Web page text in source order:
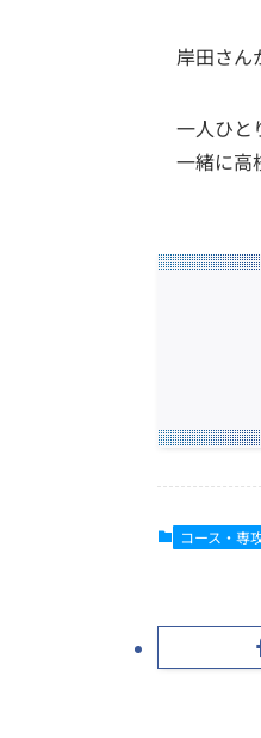
岸田さん
一人ひと
一緒に高
コース・専